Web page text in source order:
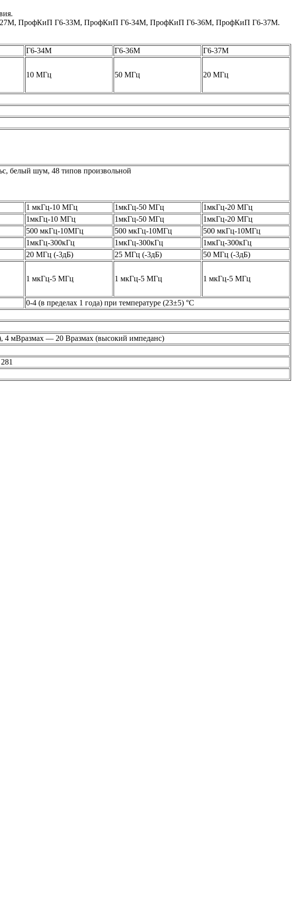
Г6-27М, ПрофКиП Г6-33М, ПрофКиП Г6-34М, ПрофКиП Г6-36М, ПрофКиП Г6-37М.
Г6-34М Г6-36М
Г6-37М
10 МГц 50 МГц 20 МГц
белый шум, 48 типов произвольной
1 мкГц-10 МГц 1мкГц-50 МГц
1мкГц-20 МГц
1мкГц-10 МГц 1мкГц-50 МГц
1мкГц-20 МГц
500 мкГц-10МГц 500 мкГц-10МГц
500 мкГц-10МГц
1мкГц-300кГц 1мкГц-300кГц
1мкГц-300кГц
20 МГц (-3дБ) 25 МГц (-3дБ)
50 МГц (-3дБ)
1 мкГц-5 МГц 1 мкГц-5 МГц 1 мкГц-5 МГц
0-4 (в пределах 1 года) при температуре (23±5) °С
мВразмах — 20 Вразмах (высокий импеданс)